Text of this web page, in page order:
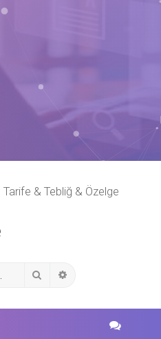
Tarife & Tebliğ & Özelge